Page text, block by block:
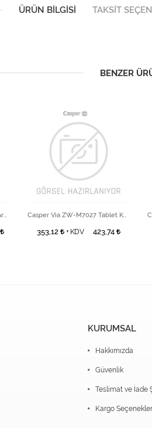
ÜRÜN BILGISI TAKSIT
BENZER
353,12 + KDV 423,74
KURUMSAL
Hakkımızda
Güvenlik
Teslimat ve İade
Kargo